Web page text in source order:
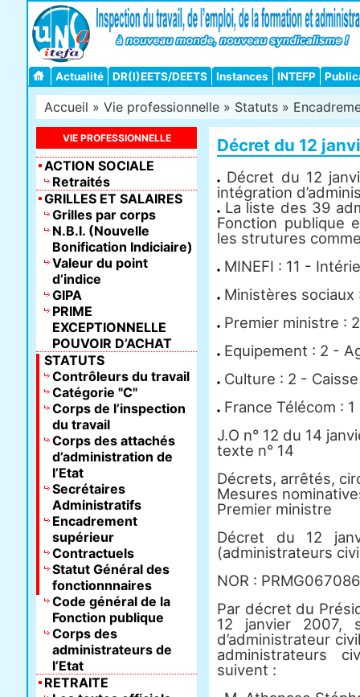
Actualité DR(I)EETS/DEETS Instances INTEFP
Accueil » Vie professionnelle » Statuts »
Décret du 12
Décret du 12
intégration
La liste des 39
Fonction publique
les strutures
MINEFI : 11 -
Ministères
Premier ministre :
Equipement : 2 -
Culture : 2 -
France Télécom : 1
J.O n° 12 du 14
texte n° 14
Décrets, arrêtés,
Mesures
Premier ministre
Décret du 12
(administrateurs
NOR :
Par décret du
12 janvier 2007,
d’administrateur
administrateurs
suivent :
VIE PROFESSIONNELLE
ACTION SOCIALE
Retraités
GRILLES ET SALAIRES
Grilles par corps
N.B.I. (Nouvelle
Bonification Indiciaire)
Valeur du point
d’indice
GIPA
PRIME
EXCEPTIONNELLE
POUVOIR D’ACHAT
STATUTS
Contrôleurs du travail
Catégorie "C"
Corps de l’inspection
du travail
Corps des attachés
d’administration de
l’Etat
Secrétaires
Administratifs
Encadrement
supérieur
Contractuels
Statut Général des
fonctionnnaires
Code général de la
Fonction publique
Corps des
administrateurs de
l’Etat
RETRAITE